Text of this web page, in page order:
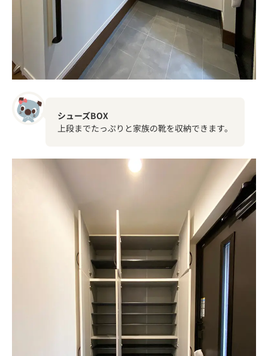
シューズBOX
上段までたっぷりと家族の靴を収納できます。